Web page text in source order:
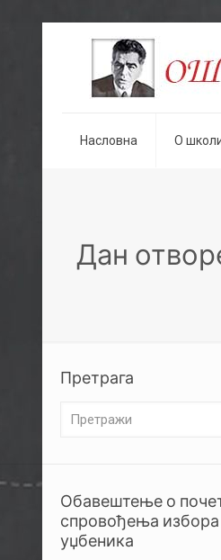
Насловна О
Дан
Претрага
Обавештење о
спровођења избора
уџбеника